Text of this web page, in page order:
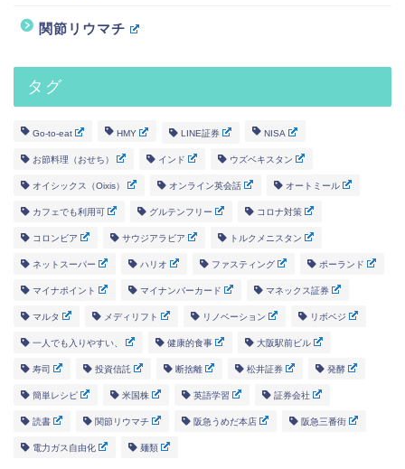
関節リウマチ
タグ
Go-to-eat HMY LINE証券 NISA
お節料理（おせち） インド ウズベキスタン
オイシックス（Oixis） オンライン英会話 オートミール
カフェでも利用可 グルテンフリー コロナ対策
コロンビア サウジアラビア トルクメニスタン
ネットスーパー ハリオ ファスティング ポーランド
マイナポイント マイナンバーカード マネックス証券
マルタ メディリフト リノベーション リボベジ
一人でも入りやすい、 健康的食事 大阪駅前ビル
寿司 投資信託 断捨離 松井証券 発酵
簡単レシピ 米国株 英語学習 証券会社
読書 関節リウマチ 阪急うめだ本店 阪急三番街
電力ガス自由化 麺類